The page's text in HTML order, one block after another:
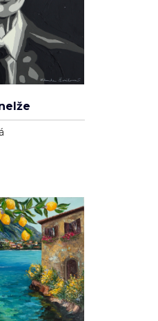
Lapá po dechu skrz zničené plíce